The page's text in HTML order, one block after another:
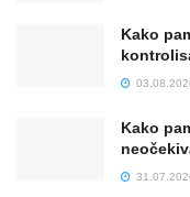
Kako
Kako